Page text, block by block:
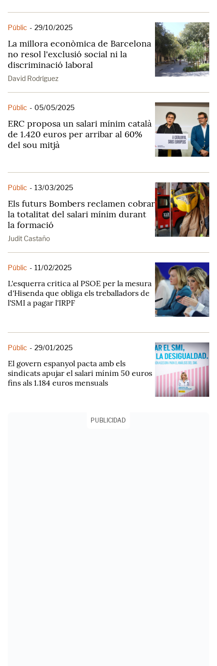
Públic - 29/10/2025
La millora econòmica de Barcelona
no resol l'exclusió social ni la
discriminació laboral
David Rodríguez
Públic - 05/05/2025
ERC proposa un salari mínim català
de 1.420 euros per arribar al 60%
del sou mitjà
Públic - 13/03/2025
Els futurs Bombers reclamen cobrar
la totalitat del salari mínim durant
la formació
Judit Castaño
Públic - 11/02/2025
L'esquerra critica al PSOE per la mesura
d'Hisenda que obliga els treballadors de
l'SMI a pagar l'IRPF
Públic - 29/01/2025
El govern espanyol pacta amb els
sindicats apujar el salari mínim 50 euros
fins als 1.184 euros mensuals
PUBLICIDAD